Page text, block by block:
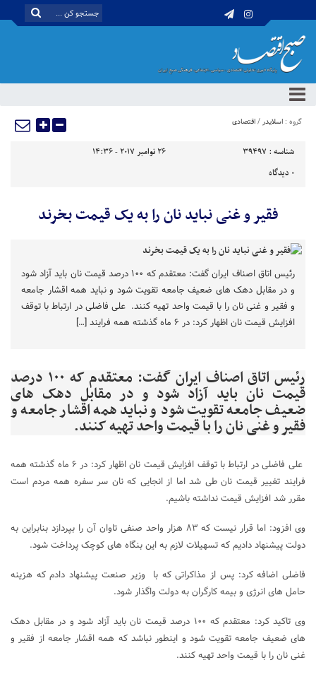
گروه : اسلایدر/اقتصادی
شناسه : 39497
26 نوامبر 2017 - 14:36
0 دیدگاه
فقیر و غنی نباید نان را به یک قیمت بخرند
رئیس اتاق اصناف ایران گفت: معتقدم که ۱۰۰ درصد قیمت نان باید آزاد شود
و در مقابل دهک های ضعیف جامعه تقویت شود و نباید همه اقشار جامعه
و فقیر و غنی نان را با قیمت واحد تهیه کنند. علی فاضلی در ارتباط با توقف
افزایش قیمت نان اظهار کرد: در ۶ ماه گذشته همه فرایند […]
رئیس اتاق اصناف ایران گفت: معتقدم که ۱۰۰ درصد
قیمت نان باید آزاد شود و در مقابل دهک های
ضعیف جامعه تقویت شود و نباید همه اقشار جامعه و
فقیر و غنی نان را با قیمت واحد تهیه کنند.
علی فاضلی در ارتباط با توقف افزایش قیمت نان اظهار کرد: در ۶ ماه گذشته همه
فرایند تغییر قیمت نان طی شد اما از انجایی که نان سر سفره همه مردم است
مقرر شد افزایش قیمت نداشته باشیم.
وی افزود: اما قرار نیست که ۸۳ هزار واحد صنفی تاوان آن را بپردازد بنابراین به
دولت پیشنهاد دادیم که تسهیلات لازم به این بنگاه های کوچک پرداخت شود.
فاضلی اضافه کرد: پس از مذاکراتی که با وزیر صنعت پیشنهاد دادم که هزینه
حامل های انرژی و بیمه کارگران به دولت واگذار شود.
وی تاکید کرد: معتقدم که ۱۰۰ درصد قیمت نان باید آزاد شود و در مقابل دهک
های ضعیف جامعه تقویت شود و اینطور نباشد که همه اقشار جامعه از فقیر و
غنی نان را با قیمت واحد تهیه کنند.